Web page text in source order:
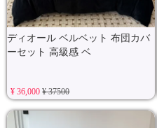
ディオール ベルベット 布団カバ
ーセット 高級感 ベ
¥ 36,000¥ 37500